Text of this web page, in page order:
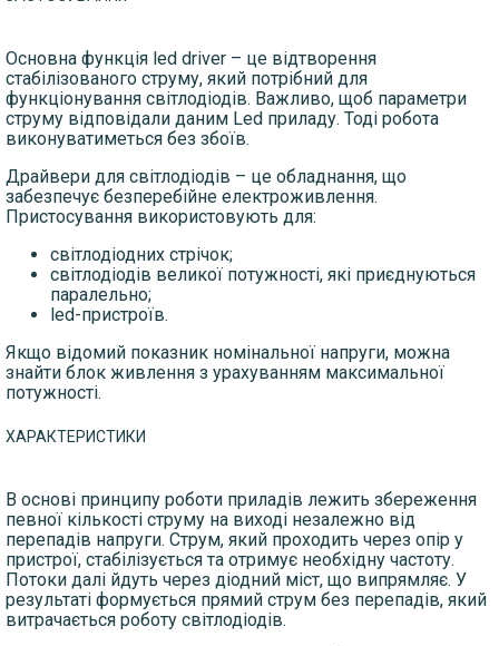
Основна функція led driver – це відтворення
стабілізованого струму, який потрібний для
функціонування світлодіодів. Важливо, щоб параметри
струму відповідали даним Led приладу. Тоді робота
виконуватиметься без збоїв.
Драйвери для світлодіодів – це обладнання, що
забезпечує безперебійне електроживлення.
Пристосування використовують для:
світлодіодних стрічок;
світлодіодів великої потужності, які приєднуються
паралельно;
led-пристроїв.
Якщо відомий показник номінальної напруги, можна
знайти блок живлення з урахуванням максимальної
потужності.
ХАРАКТЕРИСТИКИ
В основі принципу роботи приладів лежить збереження
певної кількості струму на виході незалежно від
перепадів напруги. Струм, який проходить через опір у
пристрої, стабілізується та отримує необхідну частоту.
Потоки далі йдуть через діодний міст, що випрямляє. У
результаті формується прямий струм без перепадів, який
витрачається роботу світлодіодів.